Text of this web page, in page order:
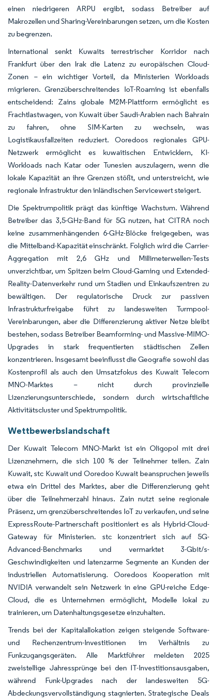
einen niedrigeren ARPU ergibt, sodass Betreiber auf
Makrozellen und Sharing-Vereinbarungen setzen, um die Kosten
zu begrenzen.
International senkt Kuwaits terrestrischer Korridor nach
Frankfurt über den Irak die Latenz zu europäischen Cloud-
Zonen – ein wichtiger Vorteil, da Ministerien Workloads
migrieren. Grenzüberschreitendes IoT-Roaming ist ebenfalls
entscheidend: Zains globale M2M-Plattform ermöglicht es
Frachtlastwagen, von Kuwait über Saudi-Arabien nach Bahrain
zu fahren, ohne SIM-Karten zu wechseln, was
Logistikausfallzeiten reduziert. Ooredoos regionales GPU-
Netzwerk ermöglicht es kuwaitischen Entwicklern, KI-
Workloads nach Katar oder Tunesien auszulagern, wenn die
lokale Kapazität an ihre Grenzen stößt, und unterstreicht, wie
regionale Infrastruktur den inländischen Servicewert steigert.
Die Spektrumpolitik prägt das künftige Wachstum. Während
Betreiber das 3,5-GHz-Band für 5G nutzen, hat CITRA noch
keine zusammenhängenden 6-GHz-Blöcke freigegeben, was
die Mittelband-Kapazität einschränkt. Folglich wird die Carrier-
Aggregation mit 2,6 GHz und Millimeterwellen-Tests
unverzichtbar, um Spitzen beim Cloud-Gaming und Extended-
Reality-Datenverkehr rund um Stadien und Einkaufszentren zu
bewältigen. Der regulatorische Druck zur passiven
Infrastrukturfreigabe führt zu landesweiten Turmpool-
Vereinbarungen, aber die Differenzierung aktiver Netze bleibt
bestehen, sodass Betreiber Beamforming- und Massive-MIMO-
Upgrades in stark frequentierten städtischen Zellen
konzentrieren. Insgesamt beeinflusst die Geografie sowohl das
Kostenprofil als auch den Umsatzfokus des Kuwait Telecom
MNO-Marktes – nicht durch provinzielle
Lizenzierungsunterschiede, sondern durch wirtschaftliche
Aktivitätscluster und Spektrumpolitik.
Wettbewerbslandschaft
Der Kuwait Telecom MNO-Markt ist ein Oligopol mit drei
Lizenznehmern, die sich 100 % der Teilnehmer teilen. Zain
Kuwait, stc Kuwait und Ooredoo Kuwait beanspruchen jeweils
etwa ein Drittel des Marktes, aber die Differenzierung geht
über die Teilnehmerzahl hinaus. Zain nutzt seine regionale
Präsenz, um grenzüberschreitendes IoT zu verkaufen, und seine
ExpressRoute-Partnerschaft positioniert es als Hybrid-Cloud-
Gateway für Ministerien. stc konzentriert sich auf 5G-
Advanced-Benchmarks und vermarktet 3-Gbit/s-
Geschwindigkeiten und latenzarme Segmente an Kunden der
industriellen Automatisierung. Ooredoos Kooperation mit
NVIDIA verwandelt sein Netzwerk in eine GPU-reiche Edge-
Cloud, die es Unternehmen ermöglicht, Modelle lokal zu
trainieren, um Datenhaltungsgesetze einzuhalten.
Trends bei der Kapitalallokation zeigen steigende Software-
und Rechenzentrum-Investitionen im Verhältnis zu
Funkzugangsgeräten. Alle Marktführer meldeten 2025
zweistellige Jahressprünge bei den IT-Investitionsausgaben,
während Funk-Upgrades nach der landesweiten 5G-
Abdeckungsvervollständigung stagnierten. Strategische Deals